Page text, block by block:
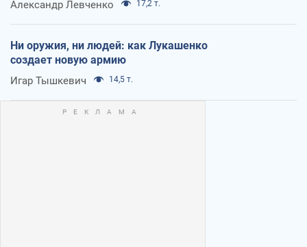
Александр Левченко 17,2 т.
Ни оружия, ни людей: как Лукашенко
создает новую армию
Игар Тышкевич 14,5 т.